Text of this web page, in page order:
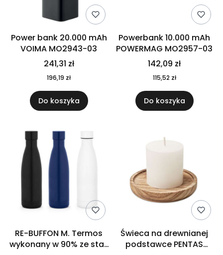
Power bank 20.000 mAh
VOIMA MO2943-03
241,31 zł
196,19 zł
Do koszyka
Powerbank 10.000 mAh
POWERMAG MO2957-03
142,09 zł
115,52 zł
Do koszyka
RE-BUFFON M. Termos
wykonany w 90% ze stali
Świeca na drewnianej
podstawce PENTAS